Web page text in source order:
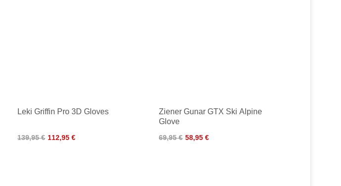
Leki Griffin Pro 3D Gloves
139,95 € 112,95 €
Ziener Gunar GTX Ski Alpine
Glove
69,95 € 58,95 €